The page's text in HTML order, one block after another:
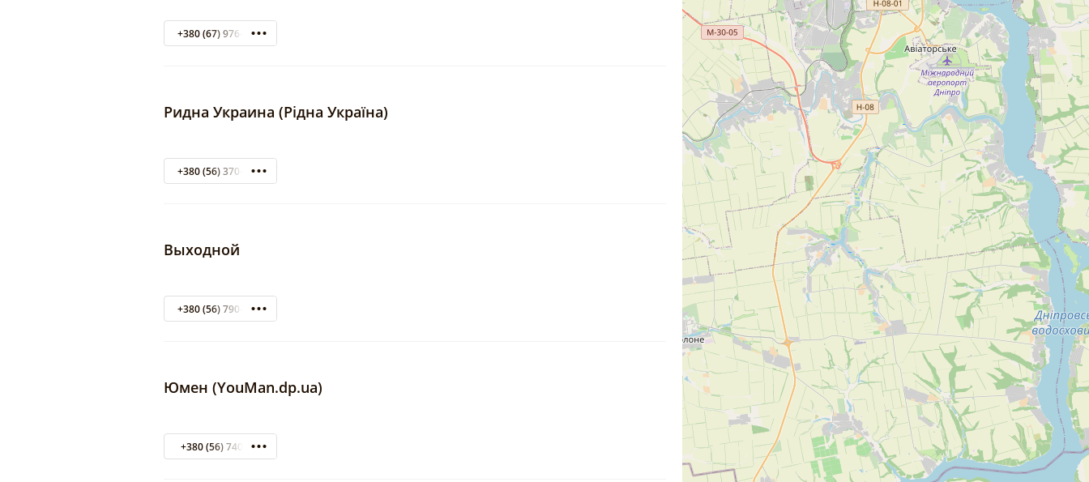
+380 (67) 976-87-99
Ридна Украина (Рідна Україна)
+380 (56) 370-53-37
Выходной
+380 (56) 790-42-43
Юмен (YouMan.dp.ua)
+380 (56) 740374